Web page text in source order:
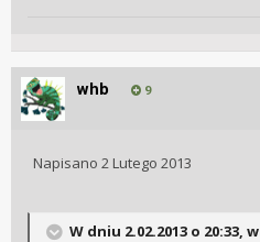
whb 9
Napisano 2 Lutego 2013
W dniu 2.02.2013 o 20:33,